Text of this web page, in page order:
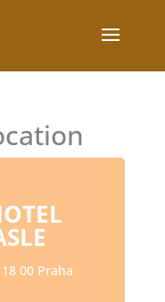
00 Praha